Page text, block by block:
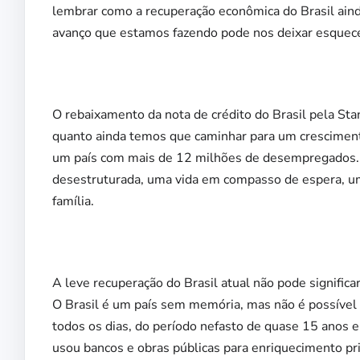
lembrar como a recuperação econômica do Brasil
avanço que estamos fazendo pode nos deixar
O rebaixamento da nota de crédito do Brasil pela
quanto ainda temos que caminhar para um
um país com mais de 12 milhões de
desestruturada, uma vida em compasso de espera,
família.
A leve recuperação do Brasil atual não pode
O Brasil é um país sem memória, mas não é
todos os dias, do período nefasto de quase 15 anos
usou bancos e obras públicas para enriquecimento